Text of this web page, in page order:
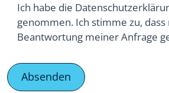
Ich habe die
genommen. Ich stimme zu,
Beantwortung meiner Anfrage